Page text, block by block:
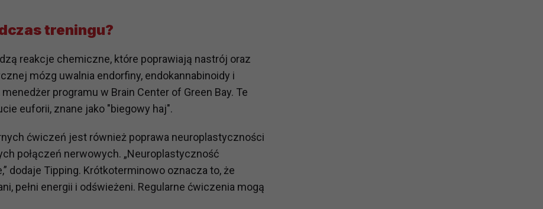
treningu?
reakcje chemiczne, które poprawiają nastrój oraz
mózg uwalnia endorfiny, endokannabinoidy i
programu w Brain Center of Green Bay. Te
euforii, znane jako "biegowy haj".
ćwiczeń jest również poprawa neuroplastyczności
połączeń nerwowych. „Neuroplastyczność
dodaje Tipping. Krótkoterminowo oznacza to, że
pełni energii i odświeżeni. Regularne ćwiczenia mogą